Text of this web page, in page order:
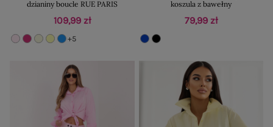
dzianiny boucle RUE PARIS
109,99 zł
+5
koszula z bawełny
79,99 zł